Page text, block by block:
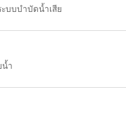
บบบำบัดน้ำเสีย
น้ำ